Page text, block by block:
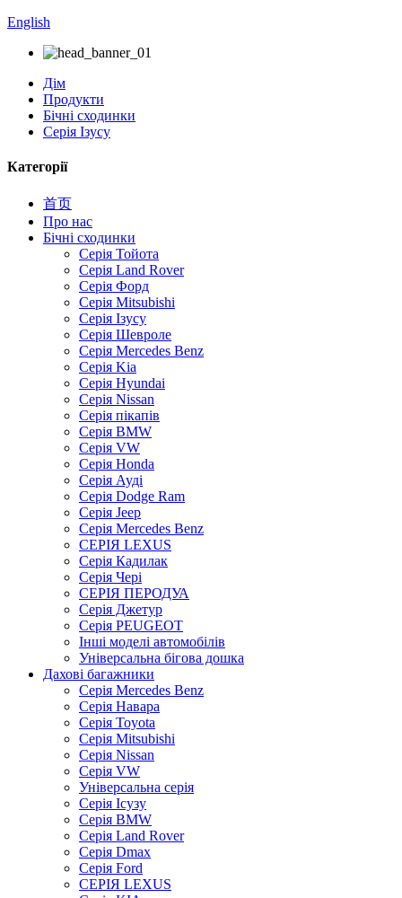
English
Дім
Продукти
Бічні сходинки
Серія Ізусу
Категорії
首页
Про нас
Бічні сходинки
Серія Тойота
Серія Land Rover
Серія Форд
Серія Mitsubishi
Серія Ізусу
Серія Шевроле
Серія Mercedes Benz
Серія Kia
Серія Hyundai
Серія Nissan
Серія пікапів
Серія BMW
Серія VW
Серія Honda
Серія Ауді
Серія Dodge Ram
Серія Jeep
Серія Mercedes Benz
СЕРІЯ LEXUS
Серія Кадилак
Серія Чері
СЕРІЯ ПЕРОДУА
Серія Джетур
Серія PEUGEOT
Інші моделі автомобілів
Універсальна бігова дошка
Дахові багажники
Серія Mercedes Benz
Серія Навара
Серія Toyota
Серія Mitsubishi
Серія Nissan
Серія VW
Універсальна серія
Серія Ісузу
Серія BMW
Серія Land Rover
Серія Dmax
Серія Ford
СЕРІЯ LEXUS